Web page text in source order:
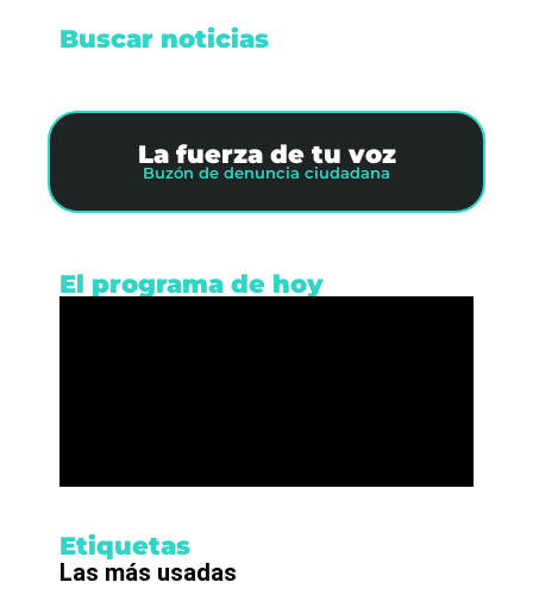
Buscar noticias
La fuerza de tu voz
Buzón de denuncia ciudadana
El programa de hoy
Etiquetas
Las más usadas